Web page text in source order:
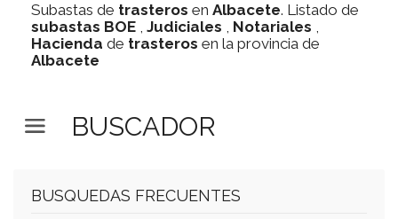
Subastas de trasteros en Albacete. Listado de
subastas BOE , Judiciales , Notariales ,
Hacienda de trasteros en la provincia de
Albacete
BUSCADOR
BUSQUEDAS FRECUENTES